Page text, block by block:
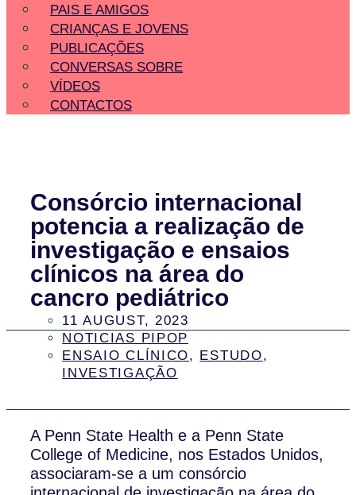
PAIS E AMIGOS
CRIANÇAS E JOVENS
PUBLICAÇÕES
CONVERSAS SOBRE
VÍDEOS
CONTACTOS
Consórcio internacional
potencia a realização de
investigação e ensaios
clínicos na área do
cancro pediátrico
11 AUGUST, 2023
NOTICIAS PIPOP
ENSAIO CLÍNICO, ESTUDO,
INVESTIGAÇÃO
A Penn State Health e a Penn State
College of Medicine, nos Estados Unidos,
associaram-se a um consórcio